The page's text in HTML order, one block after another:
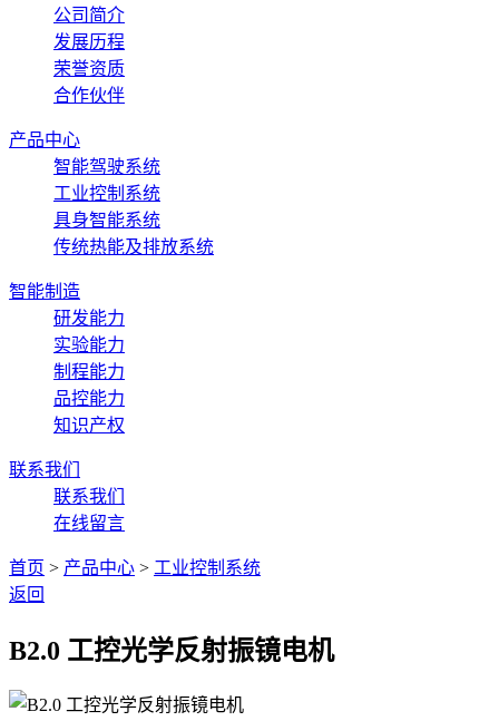
公司简介
发展历程
荣誉资质
合作伙伴
产品中心
智能驾驶系统
工业控制系统
具身智能系统
传统热能及排放系统
智能制造
研发能力
实验能力
制程能力
品控能力
知识产权
联系我们
联系我们
在线留言
首页 > 产品中心 > 工业控制系统
返回
B2.0 工控光学反射振镜电机